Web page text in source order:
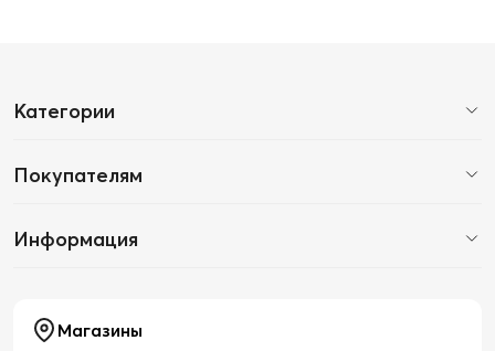
Категории
Покупателям
Информация
Магазины